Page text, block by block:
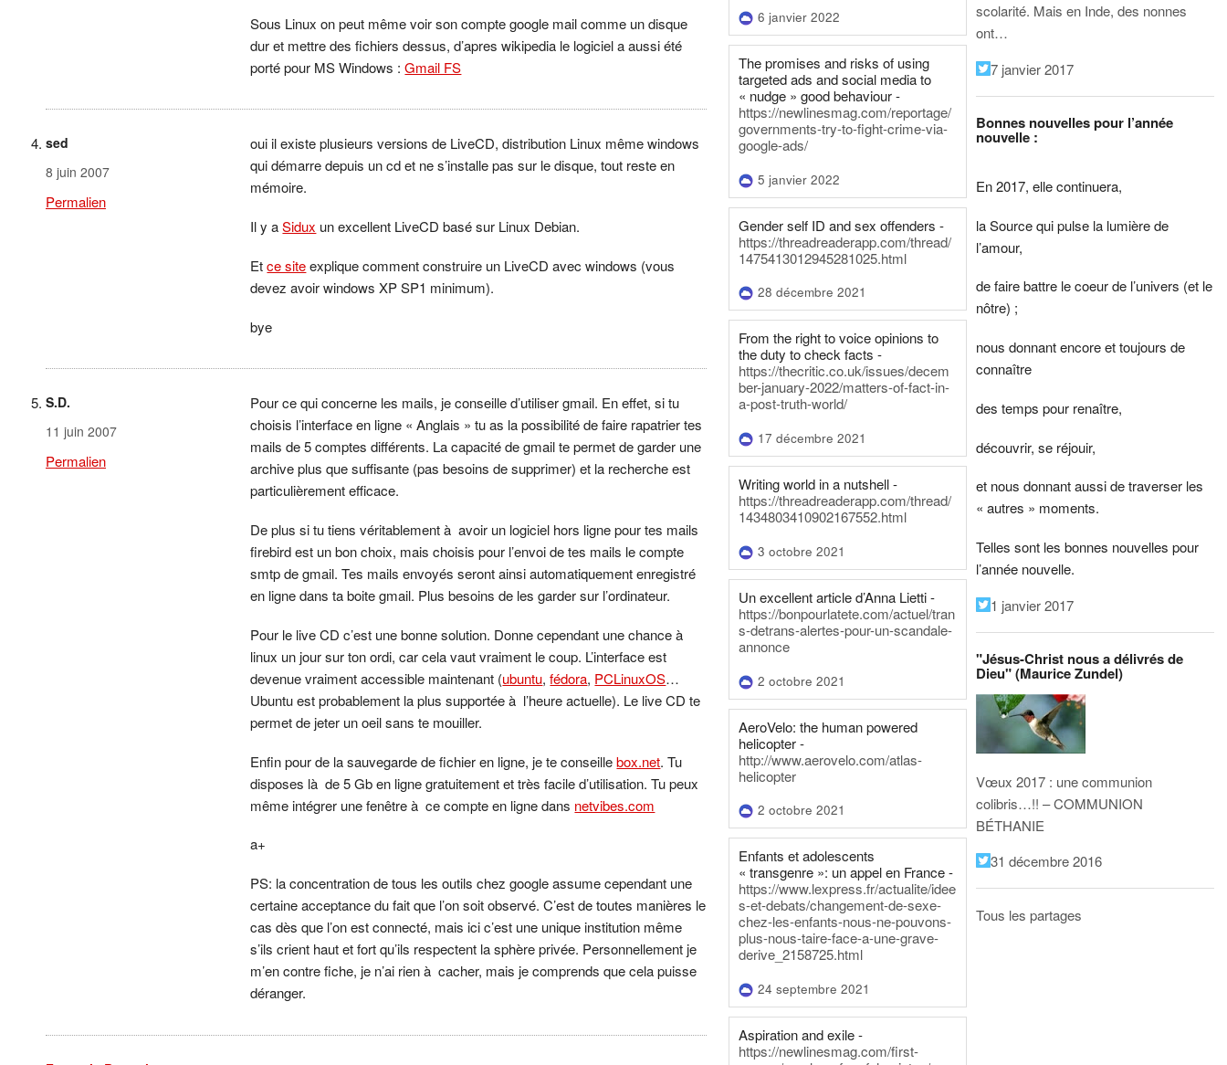
Sous Linux on peut même voir son compte google mail comme un disque
dur et mettre des fichiers dessus, d’apres wikipedia le logiciel a aussi été
porté pour MS Windows :Gmail FS
sed
8 juin 2007
Permalien
oui il existe plusieurs versions de LiveCD, distribution Linux même windows
qui démarre depuis un cd et ne s’installe pas sur le disque, tout reste en
mémoire.
Il y aSidux un excellent LiveCD basé sur Linux Debian.
Etce siteexplique comment construire un LiveCD avec windows (vous
devez avoir windows XP SP1 minimum).
bye
S.D.
11 juin 2007
Permalien
Pour ce qui concerne les mails, je conseille d’utiliser gmail. En effet, si tu
choisis l’interface en ligne « Anglais » tu as la possibilité de faire rapatrier tes
mails de 5 comptes différents. La capacité de gmail te permet de garder une
archive plus que suffisante (pas besoins de supprimer) et la recherche est
particulièrement efficace.
De plus si tu tiens véritablement à avoir un logiciel hors ligne pour tes mails
firebird est un bon choix, mais choisis pour l’envoi de tes mails le compte
smtp de gmail. Tes mails envoyés seront ainsi automatiquement enregistré
en ligne dans ta boite gmail. Plus besoins de les garder sur l’ordinateur.
Pour le live CD c’est une bonne solution. Donne cependant une chance à
linux un jour sur ton ordi, car cela vaut vraiment le coup. L’interface est
devenue vraiment accessible maintenant (ubuntu,fédora, PCLinuxOS…
Ubuntu est probablement la plus supportée à l’heure actuelle). Le live CD te
permet de jeter un oeil sans te mouiller.
Enfin pour de la sauvegarde de fichier en ligne, je te conseillebox.net. Tu
disposes là de 5 Gb en ligne gratuitement et très facile d’utilisation. Tu peux
même intégrer une fenêtre à ce compte en ligne dans netvibes.com
a+
PS: la concentration de tous les outils chez google assume cependant une
certaine acceptance du fait que l’on soit observé. C’est de toutes manières le
cas dès que l’on est connecté, mais ici c’est une unique institution même
s’ils crient haut et fort qu’ils respectent la sphère privée. Personnellement je
m’en contre fiche, je n’ai rien à cacher, mais je comprends que cela puisse
déranger.
6 janvier 2022
The promises and risks of using
targeted ads and social media to
« nudge » good behaviour -
https://newlinesmag.com/reportage/
governments-try-to-fight-crime-via-
google-ads/
5 janvier 2022
Gender self ID and sex offenders -
https://threadreaderapp.com/thread/
1475413012945281025.html
28 décembre 2021
From the right to voice opinions to
the duty to check facts -
https://thecritic.co.uk/issues/decem
ber-january-2022/matters-of-fact-in-
a-post-truth-world/
17 décembre 2021
Writing world in a nutshell -
https://threadreaderapp.com/thread/
1434803410902167552.html
3 octobre 2021
Un excellent article d’Anna Lietti -
https://bonpourlatete.com/actuel/tran
s-detrans-alertes-pour-un-scandale-
annonce
2 octobre 2021
AeroVelo: the human powered
helicopter -
http://www.aerovelo.com/atlas-
helicopter
2 octobre 2021
Enfants et adolescents
« transgenre »: un appel en France -
https://www.lexpress.fr/actualite/idee
s-et-debats/changement-de-sexe-
chez-les-enfants-nous-ne-pouvons-
plus-nous-taire-face-a-une-grave-
derive_2158725.html
24 septembre 2021
Aspiration and exile -
https://newlinesmag.com/first-
scolarité. Mais en Inde, des nonnes
ont…
7 janvier 2017
Bonnes nouvelles pour l’année
nouvelle :
En 2017, elle continuera,
la Source qui pulse la lumière de
l’amour,
de faire battre le coeur de l’univers (et le
nôtre) ;
nous donnant encore et toujours de
connaître
des temps pour renaître,
découvrir, se réjouir,
et nous donnant aussi de traverser les
« autres » moments.
Telles sont les bonnes nouvelles pour
l’année nouvelle.
1 janvier 2017
"Jésus-Christ nous a délivrés de
Dieu" (Maurice Zundel)
Vœux 2017 : une communion
colibris…!! – COMMUNION
BÉTHANIE
31 décembre 2016
Tous les partages